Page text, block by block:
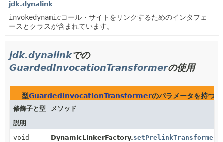
jdk.dynalink
invokedynamicコール・サイトをリンクするためのインタフェ
ースとクラスが含まれています。
jdk.dynalinkでの
GuardedInvocationTransformerの使用
型GuardedInvocationTransformerのパラメータを持つ
修飾子と型
メソッド
説明
void
DynamicLinkerFactory.setPrelinkTransformer